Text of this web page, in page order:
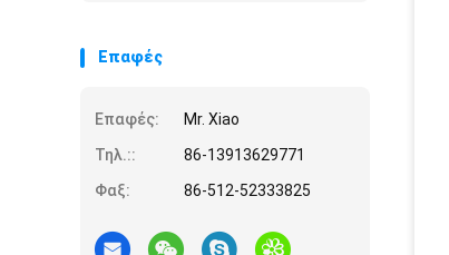
Επαφές
Επαφές:
Mr. Xiao
Τηλ.::
86-13913629771
Φαξ:
86-512-52333825